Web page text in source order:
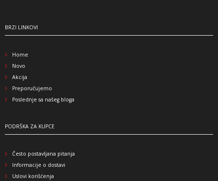
BRZI LINKOVI
Home
Novo
Akcija
Preporučujemo
Poslednje sa našeg bloga
PODRŠKA ZA KUPCE
Često postavljana pitanja
Informacije o dostavi
Uslovi korišćenja